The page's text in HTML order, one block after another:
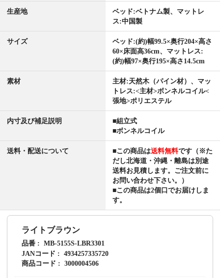
生産地
ベッド:ベトナム製、マットレ
ス:中国製
サイズ
ベッド:(約)幅99.5×奥行204×高さ
60×床面高36cm、マットレス:
(約)幅97×奥行195×高さ14.5cm
素材
主材:天然木（パイン材）、マッ
トレス:<主材>ボンネルコイル<
張地>ポリエステル
内寸及び補足説明
■組立式
■ボンネルコイル
送料・配送について ■この商品は送料無料です（※た
だし北海道・沖縄・離島は別途
送料お見積します。ご注文前に
お問い合わせ下さい。）
■この商品は2個口でお届けしま
す。
ライトブラウン
品番
MB-5155S-LBR3301
JANコード
4934257335720
商品コード
3000004506